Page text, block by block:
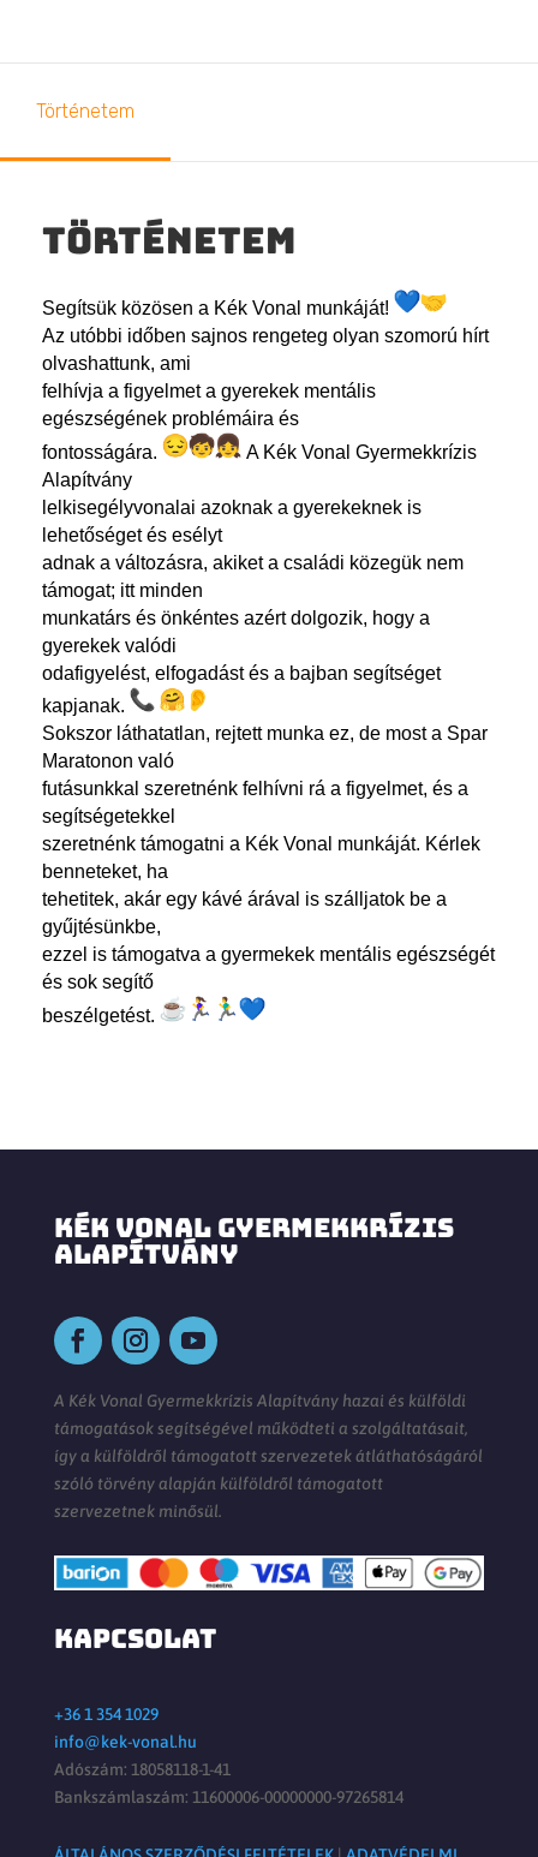
Történetem
Történetem
Segítsük közösen a Kék Vonal munkáját!
Az utóbbi időben sajnos rengeteg olyan szomorú hírt
olvashattunk, ami
felhívja a figyelmet a gyerekek mentális
egészségének problémáira és
fontosságára.
A Kék Vonal Gyermekkrízis
Alapítvány
lelkisegélyvonalai azoknak a gyerekeknek is
lehetőséget és esélyt
adnak a változásra, akiket a családi közegük nem
támogat; itt minden
munkatárs és önkéntes azért dolgozik, hogy a
gyerekek valódi
odafigyelést, elfogadást és a bajban segítséget
kapjanak.
Sokszor láthatatlan, rejtett munka ez, de most a Spar
Maratonon való
futásunkkal szeretnénk felhívni rá a figyelmet, és a
segítségetekkel
szeretnénk támogatni a Kék Vonal munkáját. Kérlek
benneteket, ha
tehetitek, akár egy kávé árával is szálljatok be a
gyűjtésünkbe,
ezzel is támogatva a gyermekek mentális egészségét
és sok segítő
beszélgetést.
KÉK VONAL GYERMEKKRÍZIS
ALAPÍTVÁNY
A Kék Vonal Gyermekkrízis Alapítvány hazai és külföldi
támogatások segítségével működteti a szolgáltatásait,
így a külföldről támogatott szervezetek átláthatóságáról
szóló törvény alapján külföldről támogatott
szervezetnek minősül.
KAPCSOLAT
+36 1 354 1029
info@kek-vonal.hu
Adószám: 18058118-1-41
Bankszámlaszám: 11600006-00000000-97265814